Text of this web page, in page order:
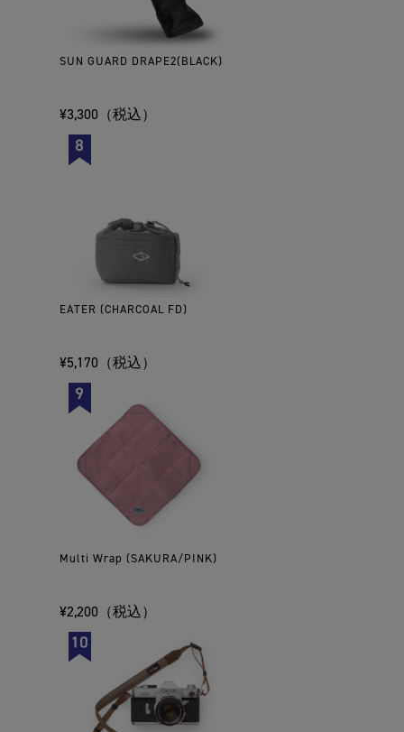
SUN GUARD DRAPE2(BLACK)
¥3,300（税込）
EATER (CHARCOAL FD)
¥5,170（税込）
Multi Wrap (SAKURA/PINK)
¥2,200（税込）